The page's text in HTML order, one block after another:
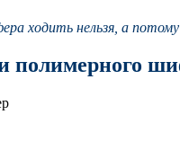
ходить нельзя, а
полимерного